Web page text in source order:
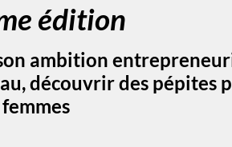
édition
ambition
découvrir des pépites
femmes